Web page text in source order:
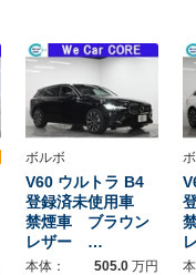
ボルボ
V60 ウルトラ B4
登録済未使用車
禁煙車 ブラウン
レザー …
本体： 505.0 万円